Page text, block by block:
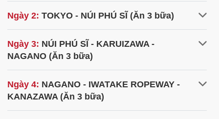
Ngày 2: TOKYO - NÚI PHÚ SĨ (Ăn 3 bữa)
Ngày 3: NÚI PHÚ SĨ - KARUIZAWA -
NAGANO (Ăn 3 bữa)
Ngày 4: NAGANO - IWATAKE ROPEWAY -
KANAZAWA (Ăn 3 bữa)